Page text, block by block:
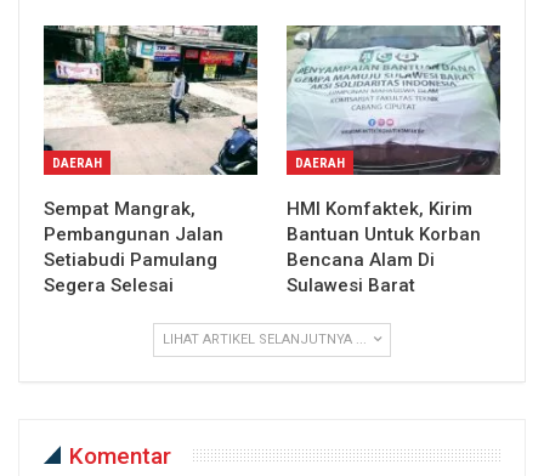
DAERAH
Sempat Mangrak,
Pembangunan Jalan
Setiabudi Pamulang
Segera Selesai
DAERAH
HMI Komfaktek, Kirim
Bantuan Untuk Korban
Bencana Alam Di
Sulawesi Barat
LIHAT ARTIKEL SELANJUTNYA ...
Komentar